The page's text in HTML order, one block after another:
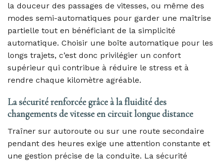
la douceur des passages de vitesses, ou même des
modes semi-automatiques pour garder une maîtrise
partielle tout en bénéficiant de la simplicité
automatique. Choisir une boîte automatique pour les
longs trajets, c’est donc privilégier un confort
supérieur qui contribue à réduire le stress et à
rendre chaque kilomètre agréable.
La sécurité renforcée grâce à la fluidité des
changements de vitesse en circuit longue distance
Traîner sur autoroute ou sur une route secondaire
pendant des heures exige une attention constante et
une gestion précise de la conduite. La sécurité